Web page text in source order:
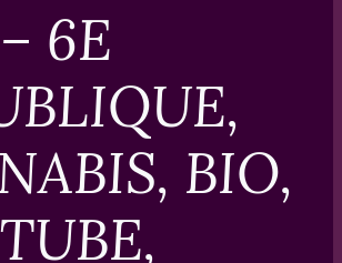
6E
BIO,